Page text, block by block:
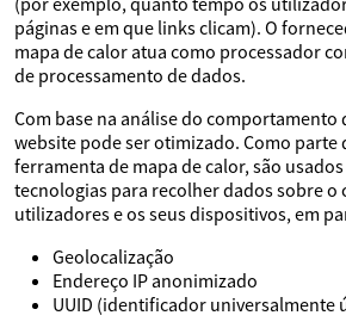
páginas e em que links clicam). O
mapa de calor atua como processador
de processamento de dados.
Com base na análise do comportamento
website pode ser otimizado. Como parte
ferramenta de mapa de calor, são
tecnologias para recolher dados sobre
utilizadores e os seus dispositivos, em
Geolocalização
Endereço IP anonimizado
UUID (identificador universalmente